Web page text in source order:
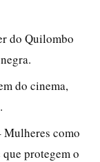
do Quilombo
do cinema,
Mulheres como
protegem o